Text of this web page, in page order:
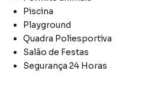
Piscina
Playground
Quadra Poliesportiva
Salão de Festas
Segurança 24 Horas